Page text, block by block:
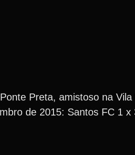
Preta, amistoso na Vila
de 2015: Santos FC 1 x